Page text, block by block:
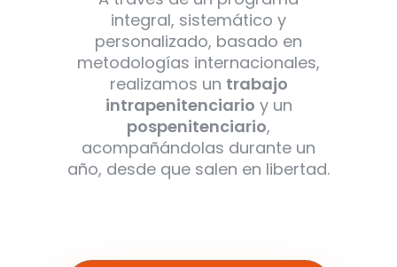
integral, sistemático y
personalizado, basado en
metodologías internacionales,
realizamos un trabajo
intrapenitenciario y un
pospenitenciario,
acompañándolas durante un
año, desde que salen en libertad.